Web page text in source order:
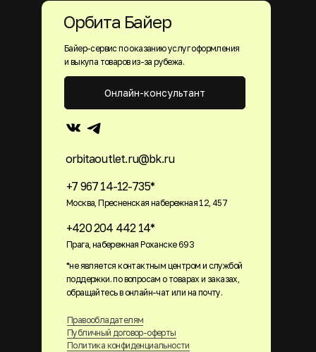
Байер-сервис по оказанию услуг оформления
и выкупа товаров из-за рубежа.
+7 967 14-12-735*
Москва, Пресненская набережная 12, 457
+420 204 442 14*
Прага, набережная Роханске 693
orbitaoutlet.ru@bk.ru
Правообладателям
Публичный договор-оферты
Политика конфиденциальности
Онлайн-консультант
Орбита Байер
*не является контактным центром и службой
поддержки. по вопросам о товарах и заказах,
обращайтесь в онлайн-чат или на почту.